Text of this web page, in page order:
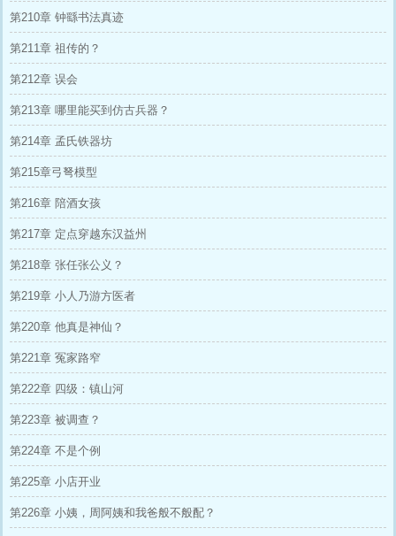
第210章 钟繇书法真迹
第211章 祖传的？
第212章 误会
第213章 哪里能买到仿古兵器？
第214章 孟氏铁器坊
第215章弓弩模型
第216章 陪酒女孩
第217章 定点穿越东汉益州
第218章 张任张公义？
第219章 小人乃游方医者
第220章 他真是神仙？
第221章 冤家路窄
第222章 四级：镇山河
第223章 被调查？
第224章 不是个例
第225章 小店开业
第226章 小姨，周阿姨和我爸般不般配？